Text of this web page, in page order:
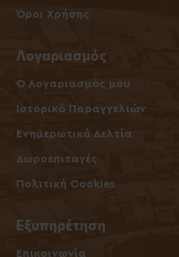
Όροι Χρήσης
Λογαριασμός
O Λογαριασμός μου
Ιστορικό Παραγγελιών
Ενημερωτικά Δελτία
Δωροεπιταγές
Πολιτική Cookies
Εξυπηρέτηση
Επικοινωνία